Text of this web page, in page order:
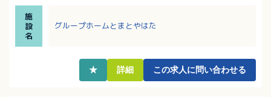
ります）
・食事はある程度の調理準備物を使用しますので、料
施
設
名
グループホームとまとやはた
★ 詳細 この求人に問い合わせる